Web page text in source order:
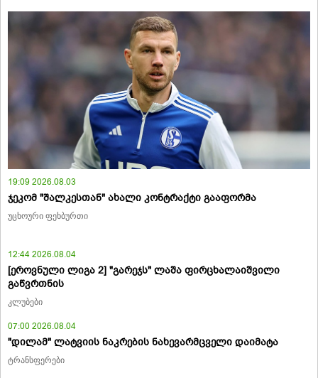
19:09 2026.08.03
ჯეკომ "შალკესთან" ახალი კონტრაქტი გააფორმა
უცხოური ფეხბურთი
12:44 2026.08.04
[ეროვნული ლიგა 2] "გარეჯს" ლაშა ფირცხალაიშვილი
გაწვრთნის
კლუბები
07:00 2026.08.04
"დილამ" ლატვიის ნაკრების ნახევარმცველი დაიმატა
ტრანსფერები